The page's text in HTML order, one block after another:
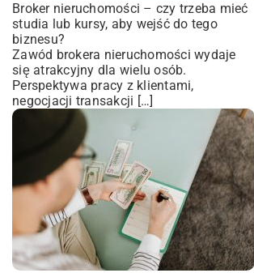
Broker nieruchomości – czy trzeba mieć
studia lub kursy, aby wejść do tego
biznesu?
Zawód brokera nieruchomości wydaje
się atrakcyjny dla wielu osób.
Perspektywa pracy z klientami,
negocjacji transakcji […]